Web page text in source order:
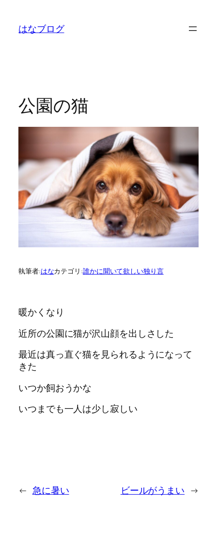
はなブログ
公園の猫
執筆者:はなカテゴリ:誰かに聞いて欲しい独り言
暖かくなり
近所の公園に猫が沢山顔を出しさした
最近は真っ直ぐ猫を見られるようになって
きた
いつか飼おうかな
いつまでも一人は少し寂しい
← 急に暑い ビールがうまい →